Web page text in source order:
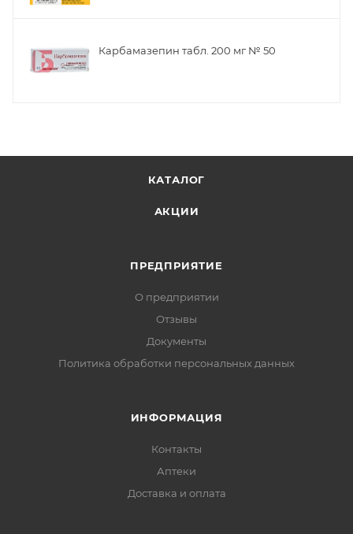
Карбамазепин табл. 200 мг № 50
КАТАЛОГ
АКЦИИ
ПРЕДПРИЯТИЕ
О предприятии
Отзывы
Документы
Политика обработки персональных данных
ИНФОРМАЦИЯ
Контакты
Аптеки
Доставка и оплата